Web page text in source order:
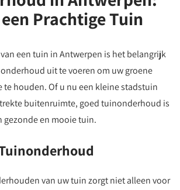
Prachtige Tuin
een tuin in Antwerpen is het belangrijk
uit te voeren om uw groene
houden. Of u nu een kleine stadstuin
buitenruimte, goed tuinonderhoud is
gezonde en mooie tuin.
van uw tuin zorgt niet alleen voor